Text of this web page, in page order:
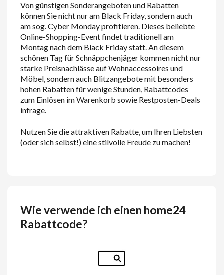
Von günstigen Sonderangeboten und Rabatten
können Sie nicht nur am Black Friday, sondern auch
am sog. Cyber Monday profitieren. Dieses beliebte
Online-Shopping-Event findet traditionell am
Montag nach dem Black Friday statt. An diesem
schönen Tag für Schnäppchenjäger kommen nicht nur
starke Preisnachlässe auf Wohnaccessoires und
Möbel, sondern auch Blitzangebote mit besonders
hohen Rabatten für wenige Stunden, Rabattcodes
zum Einlösen im Warenkorb sowie Restposten-Deals
infrage.
Nutzen Sie die attraktiven Rabatte, um Ihren Liebsten
(oder sich selbst!) eine stilvolle Freude zu machen!
Wie verwende ich einen home24
Rabattcode?